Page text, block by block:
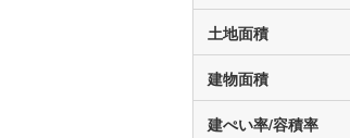
土地面積
建物面積
建ぺい率/容積率